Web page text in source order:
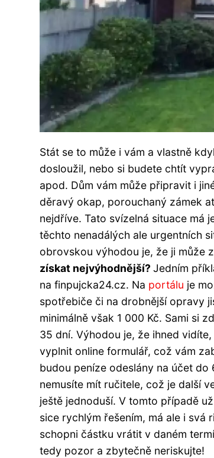
Stát se to může i vám a vlastně
dosloužil, nebo si budete chtít
apod. Dům vám může připravit i
děravý okap, porouchaný zámek
nejdříve. Tato svízelná situace má
těchto nenadálých ale urgentních
obrovskou výhodou je, že ji může
získat nejvýhodnější? Jedním
na finpujcka24.cz. Na portálu je
spotřebiče či na drobnější opravy
minimálně však 1 000 Kč. Sami si
35 dní. Výhodou je, že ihned
vyplnit online formulář, což vám
budou peníze odeslány na účet
nemusíte mít ručitele, což je další
ještě jednoduší. V tomto případě
sice rychlým řešením, má ale i
schopni částku vrátit v daném
tedy pozor a zbytečně neriskujte!